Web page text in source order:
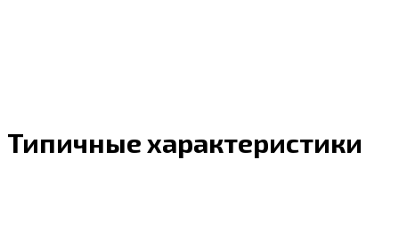
Типичные характеристики